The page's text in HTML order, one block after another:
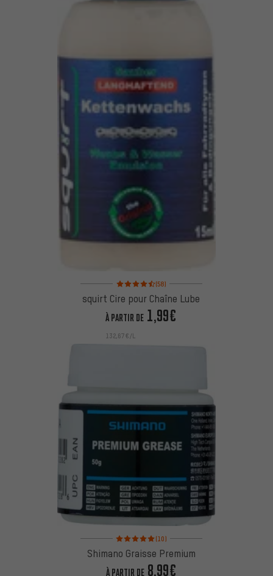
Note moyenne : 4,5 sur 5 d'après 58 avis
(58)
squirt Cire pour Chaîne Lube
À PARTIR DE 1,99€
132,67€/L
Note moyenne : 5 sur 5 d'après 10 avis
(10)
Shimano Graisse Premium
À PARTIR DE8,99€